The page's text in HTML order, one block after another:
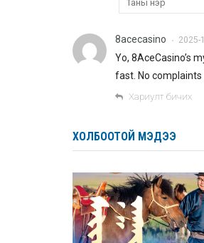
8acecasino • 2025-
Yo, 8AceCasino’s
fast. No
Хариулт бичих
ХОЛБООТОЙ МЭДЭЭ